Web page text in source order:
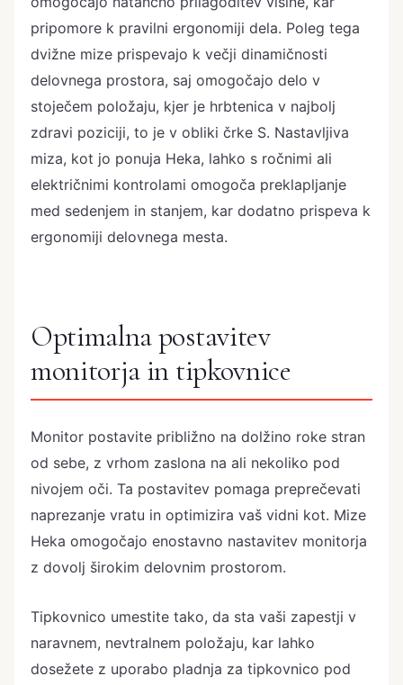
pripomore k pravilni ergonomiji dela. Poleg tega
dvižne mize prispevajo k večji dinamičnosti
delovnega prostora, saj omogočajo delo v
stoječem položaju, kjer je hrbtenica v najbolj
zdravi poziciji, to je v obliki črke S. Nastavljiva
miza, kot jo ponuja Heka, lahko s ročnimi ali
električnimi kontrolami omogoča preklapljanje
med sedenjem in stanjem, kar dodatno prispeva k
ergonomiji delovnega mesta.
Optimalna postavitev
monitorja in tipkovnice
Monitor postavite približno na dolžino roke stran
od sebe, z vrhom zaslona na ali nekoliko pod
nivojem oči. Ta postavitev pomaga preprečevati
naprezanje vratu in optimizira vaš vidni kot. Mize
Heka omogočajo enostavno nastavitev monitorja
z dovolj širokim delovnim prostorom.
Tipkovnico umestite tako, da sta vaši zapestji v
naravnem, nevtralnem položaju, kar lahko
dosežete z uporabo pladnja za tipkovnico pod